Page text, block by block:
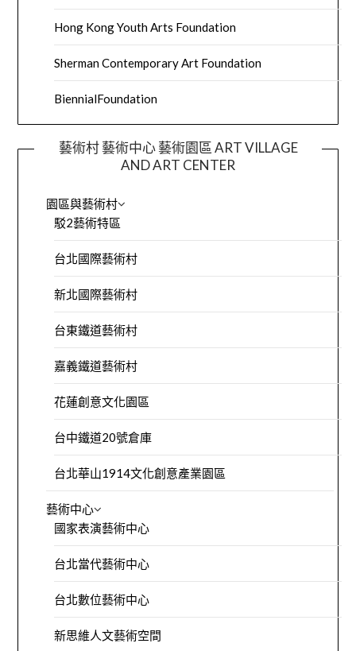
Hong Kong Youth Arts Foundation
Sherman Contemporary Art Foundation
BiennialFoundation
藝術村 藝術中心 藝術園區 ART VILLAGE
AND ART CENTER
園區與藝術村
駁2藝術特區
台北國際藝術村
新北國際藝術村
台東鐵道藝術村
嘉義鐵道藝術村
花蓮創意文化園區
台中鐵道20號倉庫
台北華山1914文化創意產業園區
藝術中心
國家表演藝術中心
台北當代藝術中心
台北數位藝術中心
新思維人文藝術空間